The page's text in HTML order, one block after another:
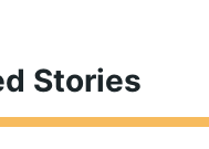
Stories